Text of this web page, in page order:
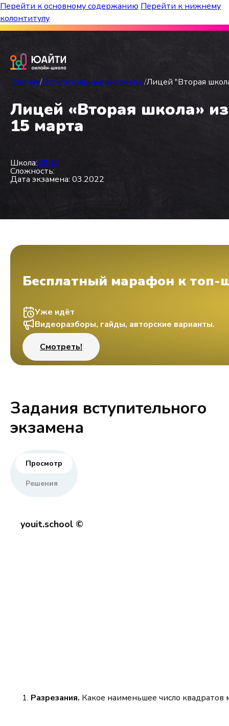
Перейти к основному содержанию Перейти к нижнему
колонтитулу
Бесплатный марафон к топ-школам!
Главная/Вступительные экзамены/Лицей "Вторая
Лицей «Вторая школа»
15 марта
Школа:Л2Ш
Сложность:
Дата экзамена: 03.2022
Бесплатный марафон к топ-
Уже идёт
Видеоразборы, гайды, авторские варианты.
Смотреть!
Задания вступительного
экзамена
Просмотр
Решения
youit.school ©
Разрезания. Какое наименьшее число